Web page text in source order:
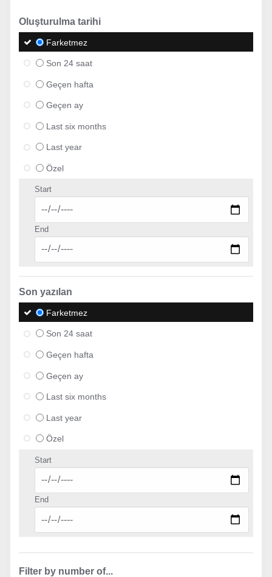
Oluşturulma tarihi
Farketmez
Son 24 saat
Geçen hafta
Geçen ay
Last six months
Last year
Özel
Start
End
Son yazılan
Farketmez
Son 24 saat
Geçen hafta
Geçen ay
Last six months
Last year
Özel
Start
End
Filter by number of...